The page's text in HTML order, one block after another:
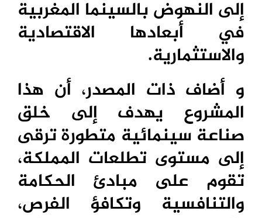
إلى النهوض بالسينما المغربية
في أبعادها الاقتصادية
والاستثمارية.
و أضاف ذات المصدر، أن هذا
المشروع يهدف إلى خلق
صناعة سينمائية متطورة ترقى
إلى مستوى تطلعات المملكة،
تقوم على مبادئ الحكامة
والتنافسية وتكافؤ الفرص،